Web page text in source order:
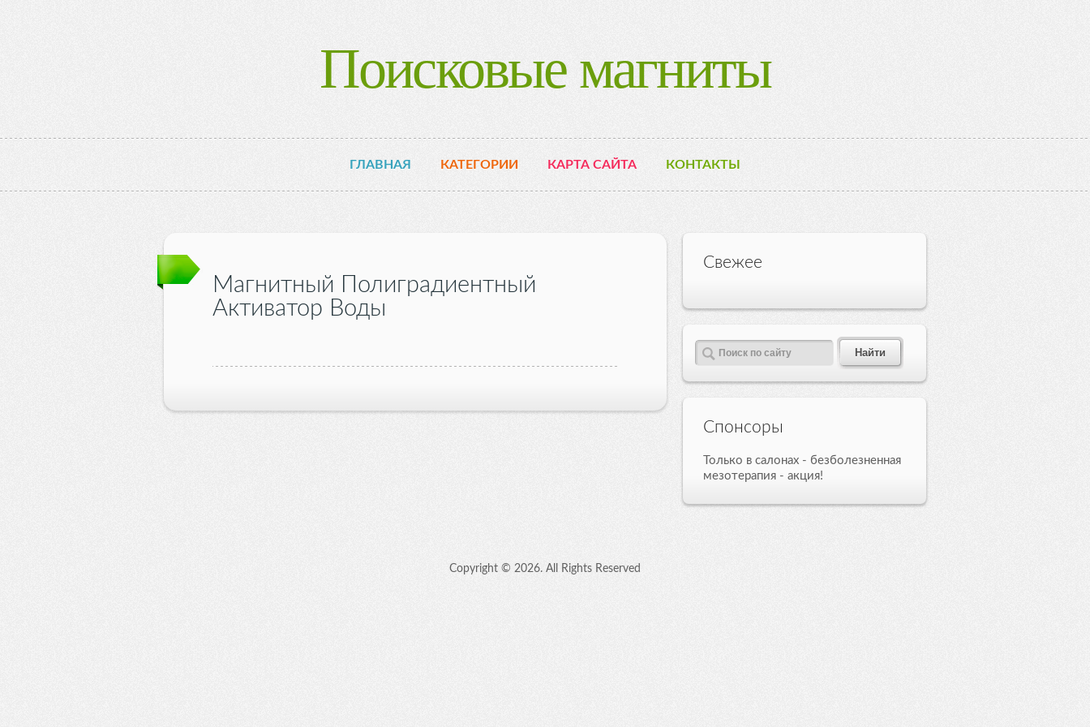
Поисковые магниты
ГЛАВНАЯ КАТЕГОРИИ КАРТА САЙТА КОНТАКТЫ
Магнитный Полиградиентный
Активатор Воды
Свежее
Спонсоры
Только в салонах - безболезненная
мезотерапия - акция!
Copyright © 2026. All Rights Reserved